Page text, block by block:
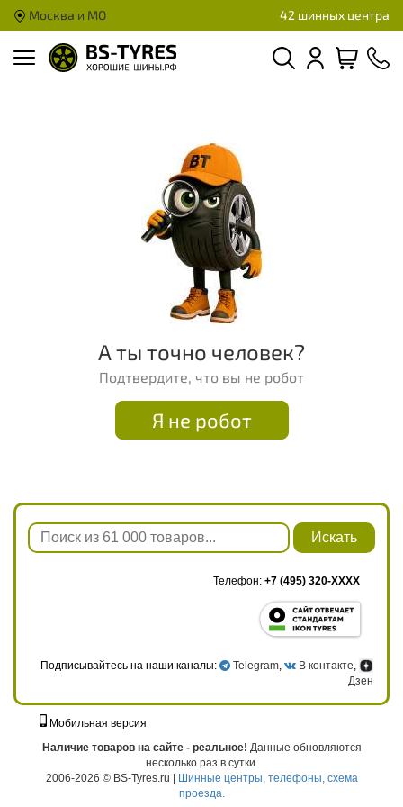
Москва и МО 42 шинных центра
А ты точно человек?
Подтвердите, что вы не робот
Я не робот
Искать
Телефон: +7 (495) 320-XXXX
Подписывайтесь на наши каналы: Telegram , В контакте
Дзен
Мобильная версия
Наличие товаров на сайте - реальное! Данные обновляются
несколько раз в сутки.
2006-2026 © BS-Tyres.ru | Шинные центры, телефоны, схема
проезда.